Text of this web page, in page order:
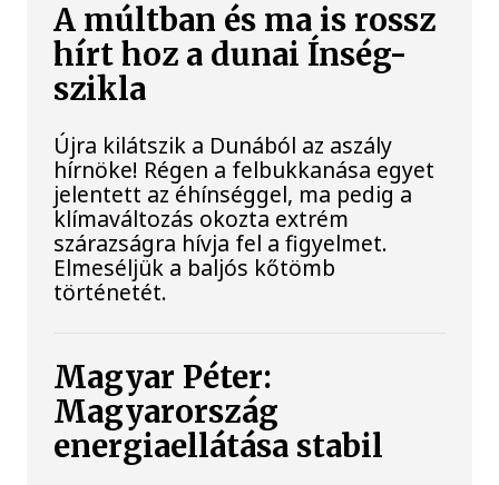
A múltban és ma is rossz
hírt hoz a dunai Ínség-
szikla
Újra kilátszik a Dunából az aszály
hírnöke! Régen a felbukkanása egyet
jelentett az éhínséggel, ma pedig a
klímaváltozás okozta extrém
szárazságra hívja fel a figyelmet.
Elmeséljük a baljós kőtömb
történetét.
Magyar Péter:
Magyarország
energiaellátása stabil